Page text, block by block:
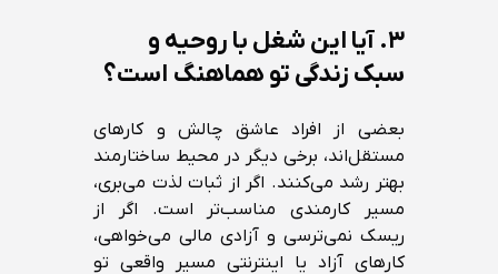
۳. آیا این شغل با روحیه و
سبک زندگی تو هماهنگ است؟
بعضی از افراد عاشق چالش و کارهای
مستقل‌اند، برخی دیگر در محیط ساختارمند
بهتر رشد می‌کنند. اگر از ثبات لذت می‌بری،
مسیر کارمندی مناسب‌تر است. اگر از
ریسک نمی‌ترسی و آزادی مالی می‌خواهی،
کارهای آزاد یا اینترنتی مسیر واقعی تو